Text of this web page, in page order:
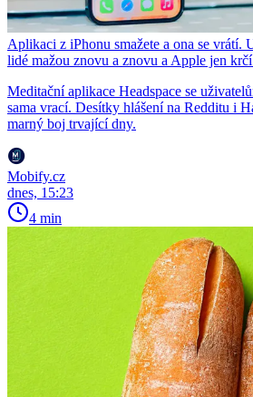
Aplikaci z iPhonu smažete a ona se vrátí.
lidé mažou znovu a znovu a Apple jen
Meditační aplikace Headspace se
sama vrací. Desítky hlášení na Redditu i
marný boj trvající dny.
Mobify.cz
dnes, 15:23
4 min